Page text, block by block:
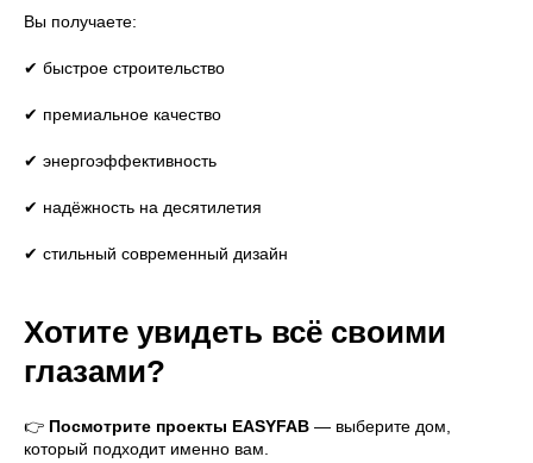
Вы получаете:
✔ быстрое строительство
✔ премиальное качество
✔ энергоэффективность
✔ надёжность на десятилетия
✔ стильный современный дизайн
Хотите увидеть всё своими
глазами?
👉 Посмотрите проекты EASYFAB — выберите дом,
который подходит именно вам.
8 (800) 301-65-42
Меню